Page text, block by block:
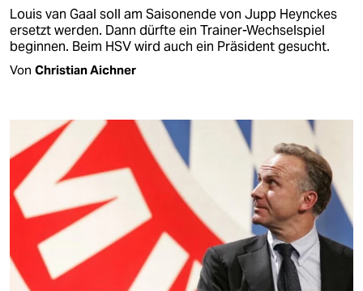
Louis van Gaal soll am Saisonende von Jupp Heynckes
ersetzt werden. Dann dürfte ein Trainer-Wechselspiel
beginnen. Beim HSV wird auch ein Präsident gesucht.
Von Christian Aichner